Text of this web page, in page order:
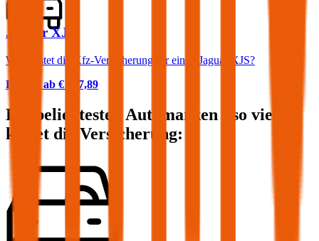
Jaguar XJS
Was kostet die Kfz-Versicherung für einen Jaguar XJS?
Prämie ab € 127,89
Die beliebtesten Automarken - so viel
kostet die Versicherung: